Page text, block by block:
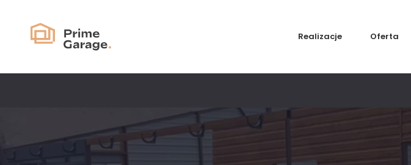
Realizacje Oferta